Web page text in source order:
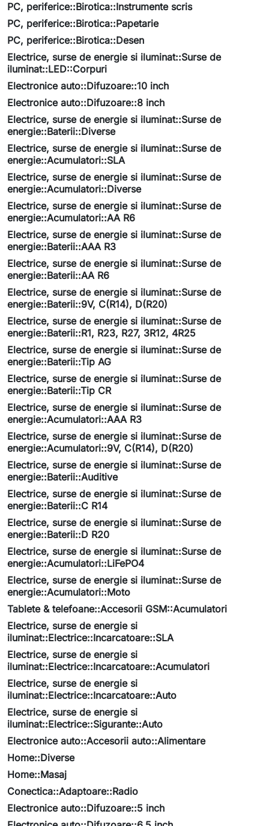
PC, periferice::Birotica::Instrumente scris
PC, periferice::Birotica::Papetarie
PC, periferice::Birotica::Desen
Electrice, surse de energie si iluminat::Surse de
iluminat::LED::Corpuri
Electronice auto::Difuzoare::10 inch
Electronice auto::Difuzoare::8 inch
Electrice, surse de energie si iluminat::Surse de
energie::Baterii::Diverse
Electrice, surse de energie si iluminat::Surse de
energie::Acumulatori::SLA
Electrice, surse de energie si iluminat::Surse de
energie::Acumulatori::Diverse
Electrice, surse de energie si iluminat::Surse de
energie::Acumulatori::AA R6
Electrice, surse de energie si iluminat::Surse de
energie::Baterii::AAA R3
Electrice, surse de energie si iluminat::Surse de
energie::Baterii::AA R6
Electrice, surse de energie si iluminat::Surse de
energie::Baterii::9V, C(R14), D(R20)
Electrice, surse de energie si iluminat::Surse de
energie::Baterii::R1, R23, R27, 3R12, 4R25
Electrice, surse de energie si iluminat::Surse de
energie::Baterii::Tip AG
Electrice, surse de energie si iluminat::Surse de
energie::Baterii::Tip CR
Electrice, surse de energie si iluminat::Surse de
energie::Acumulatori::AAA R3
Electrice, surse de energie si iluminat::Surse de
energie::Acumulatori::9V, C(R14), D(R20)
Electrice, surse de energie si iluminat::Surse de
energie::Baterii::Auditive
Electrice, surse de energie si iluminat::Surse de
energie::Baterii::C R14
Electrice, surse de energie si iluminat::Surse de
energie::Baterii::D R20
Electrice, surse de energie si iluminat::Surse de
energie::Acumulatori::LiFePO4
Electrice, surse de energie si iluminat::Surse de
energie::Acumulatori::Moto
Tablete & telefoane::Accesorii GSM::Acumulatori
Electrice, surse de energie si
iluminat::Electrice::Incarcatoare::SLA
Electrice, surse de energie si
iluminat::Electrice::Incarcatoare::Acumulatori
Electrice, surse de energie si
iluminat::Electrice::Incarcatoare::Auto
Electrice, surse de energie si
iluminat::Electrice::Sigurante::Auto
Electronice auto::Accesorii auto::Alimentare
Home::Diverse
Home::Masaj
Conectica::Adaptoare::Radio
Electronice auto::Difuzoare::5 inch